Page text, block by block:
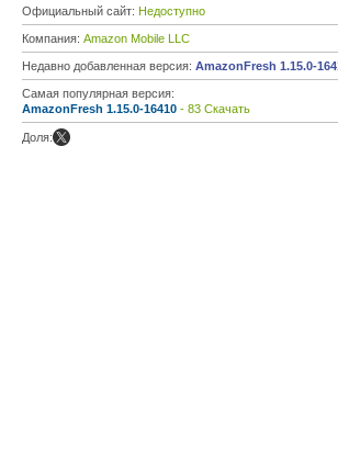
Официальный сайт: Недоступно
Компания: Amazon Mobile LLC
Недавно добавленная версия: AmazonFresh 1.15.0-
Самая популярная версия:
AmazonFresh 1.15.0-16410 - 83 Скачать
Доля: